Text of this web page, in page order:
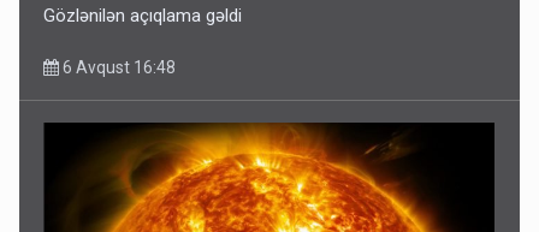
Gözlənilən açıqlama gəldi
6 Avqust 16:48